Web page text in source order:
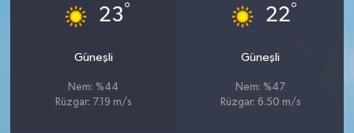
23°
Güneşli
Nem: %44
Rüzgar: 7.19 m/s
22°
Güneşli
Nem: %47
Rüzgar: 6.50 m/s